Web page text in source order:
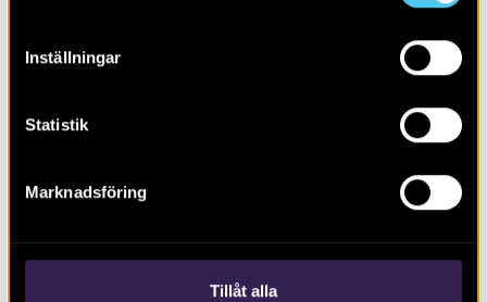
Inställningar
Statistik
Marknadsföring
Tillåt alla
RAPPORT 2017:127
Trafikplats Lunds Södra på väg E22